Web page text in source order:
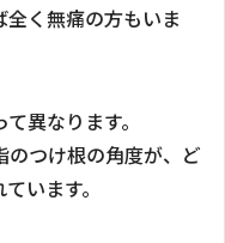
く無痛の方もいま
異なります。
つけ根の角度が、ど
います。